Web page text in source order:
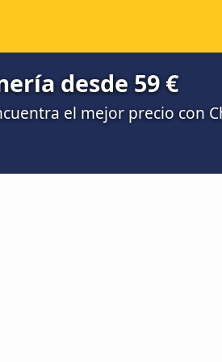
desde 59 €
el mejor precio con